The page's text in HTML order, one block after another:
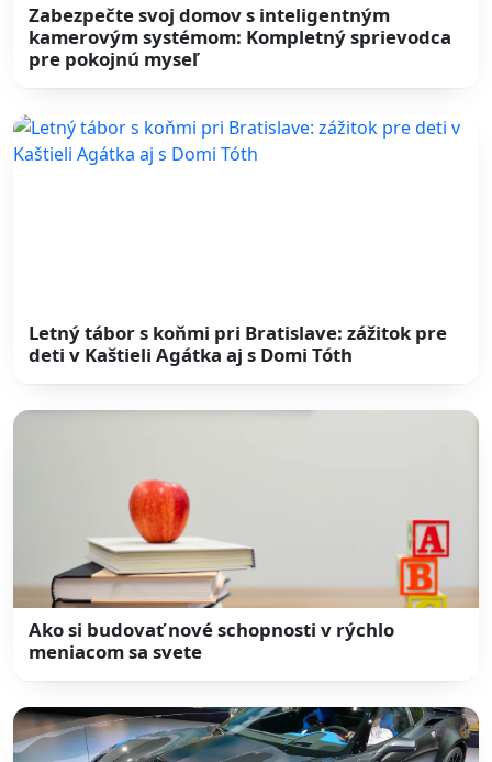
Zabezpečte svoj domov s inteligentným
kamerovým systémom: Kompletný sprievodca
pre pokojnú myseľ
Letný tábor s koňmi pri Bratislave: zážitok pre
deti v Kaštieli Agátka aj s Domi Tóth
Ako si budovať nové schopnosti v rýchlo
meniacom sa svete